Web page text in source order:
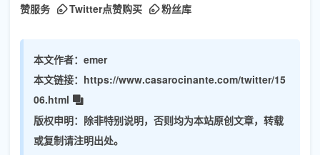
赞服务
Twitter点赞购买 粉丝库
本文作者： emer
本文链接： https://www.casarocinante.com/twitter/15
06.html
版权申明： 除非特别说明，否则均为本站原创文章，转载
或复制请注明出处。